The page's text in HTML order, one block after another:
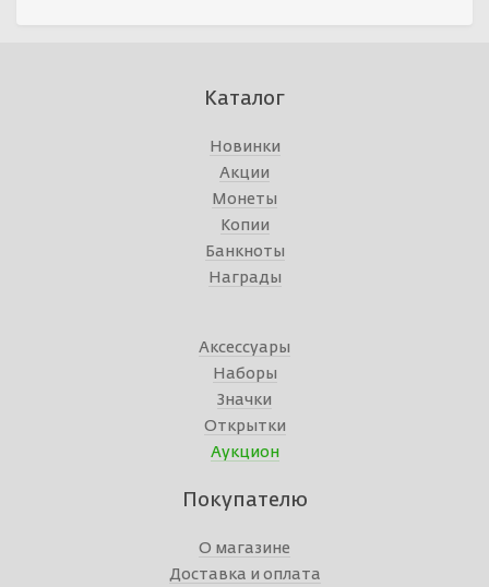
Каталог
Новинки
Акции
Монеты
Копии
Банкноты
Награды
Аксессуары
Наборы
Значки
Открытки
Аукцион
Покупателю
О магазине
Доставка и оплата